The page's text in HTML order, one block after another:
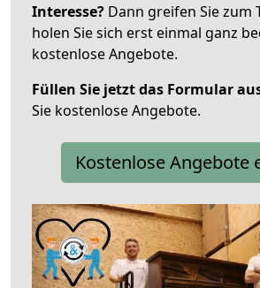
Interesse? Dann greifen Sie zum
holen Sie sich erst einmal ganz
kostenlose Angebote.
Füllen Sie jetzt das Formular
Sie kostenlose Angebote.
Kostenlose Angebote